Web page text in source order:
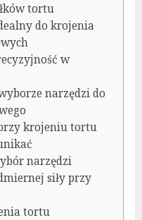
tortu
do krojenia
w
narzędzi do
krojeniu tortu
narzędzi
siły przy
tortu